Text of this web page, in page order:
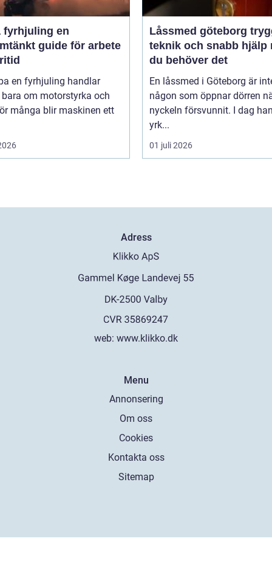
en
guide för arbete
en fyrhjuling handlar
om motorstyrka och
många blir maskinen ett
Låssmed göteborg trygghet,
teknik och snabb hjälp
du behöver det
En låssmed i Göteborg är
någon som öppnar dörren
nyckeln försvunnit. I dag
yrk...
01 juli 2026
Adress
web: www.klikko.dk
Menu
Annonsering
Om oss
Cookies
Kontakta oss
Sitemap